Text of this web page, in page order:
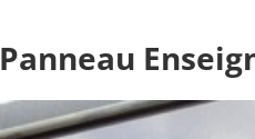
Panneau